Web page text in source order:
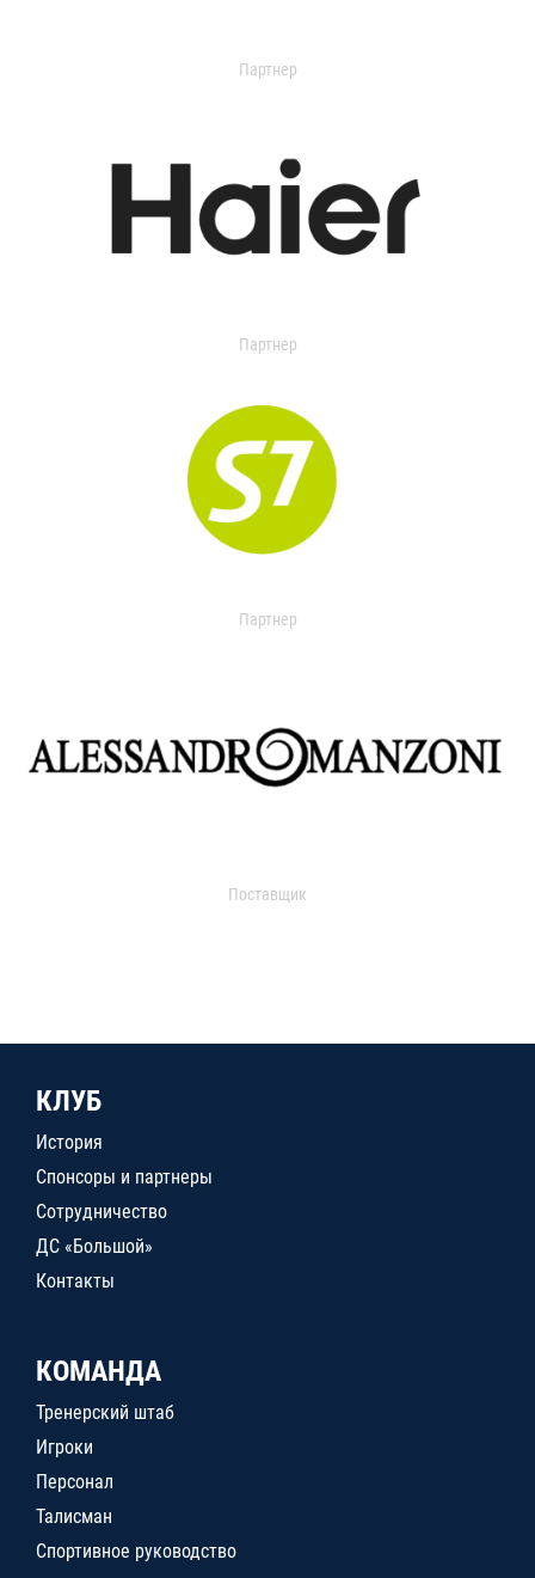
Партнер
Партнер
Партнер
Поставщик
КЛУБ
История
Спонсоры и партнеры
Сотрудничество
ДС «Большой»
Контакты
КОМАНДА
Тренерский штаб
Игроки
Персонал
Талисман
Спортивное руководство